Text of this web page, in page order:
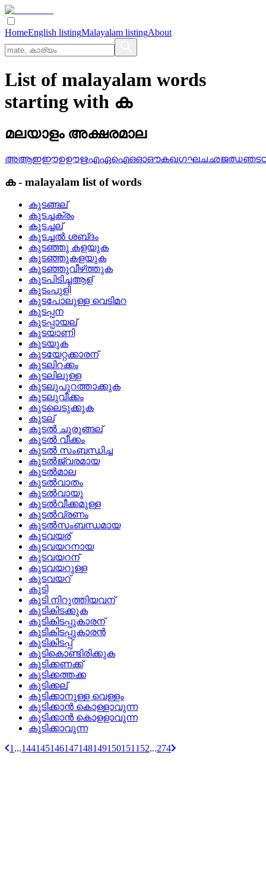
HomeEnglish listingMalayalam listingAbout
List of malayalam words
starting with ക
മലയാളം അക്ഷരമാല
അആഇഈഉഊഋഎഏഐഒഓഔകഖഗഘചഛജഝഞട
ക- malayalam list of words
കുടങ്ങല്
കുടച്ചക്രം
കുടച്ചല്
കുടച്ചല്‍ ശബ്‌ദം
കുടഞ്ഞു കളയുക
കുടഞ്ഞുകളയുക
കുടഞ്ഞുവീഴ്‌ത്തുക
കുടപിടിച്ചആള്
കുടംപുളി
കുടപോലുള്ള വെടിമറ
കുടപ്പന
കുടപ്പായല്
കുടയാണി
കുടയുക
കുടയേറ്റക്കാരന്
കുടലിറക്കം
കുടലിലുള്ള
കുടലുപുറത്താക്കുക
കുടലുവീക്കം
കുടലെടുക്കുക
കുടല്
കുടല്‍ ചുരുങ്ങല്
കുടല്‍ വീക്കം
കുടല്‍ സംബന്ധിച്ച
കുടല്‍ജ്വരമായ
കുടല്‍മാല
കുടല്‍വാതം
കുടല്‍വായു
കുടല്‍വീക്കമുള്ള
കുടല്‍വ്രണം
കുടല്‍സംബന്ധമായ
കുടവയര്
കുടവയറനായ
കുടവയറന്
കുടവയറുള്ള
കുടവയറ്
കുടി
കുടി നിറുത്തിയവന്
കുടികിടക്കുക
കുടികിടപ്പുകാരന്
കുടികിടപ്പുകാരന്‍
കുടികിടപ്പ്
കുടികൊണ്ടിരിക്കുക
കുടിക്കണക്ക്
കുടിക്കത്തക്ക
കുടിക്കല്
കുടിക്കാനുള്ള വെള്ളം
കുടിക്കാന്‍ കൊള്ളാവുന്ന
കുടിക്കാന്‍ കൊളളാവുന്ന
കുടിക്കാവുന്ന
1 ...144145146147148149150151 152...274